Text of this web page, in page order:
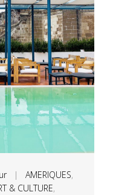
| AMERIQUES,
& CULTURE,